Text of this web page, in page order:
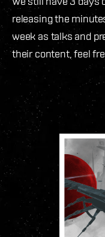
releasing the
week as talks and
their content, feel